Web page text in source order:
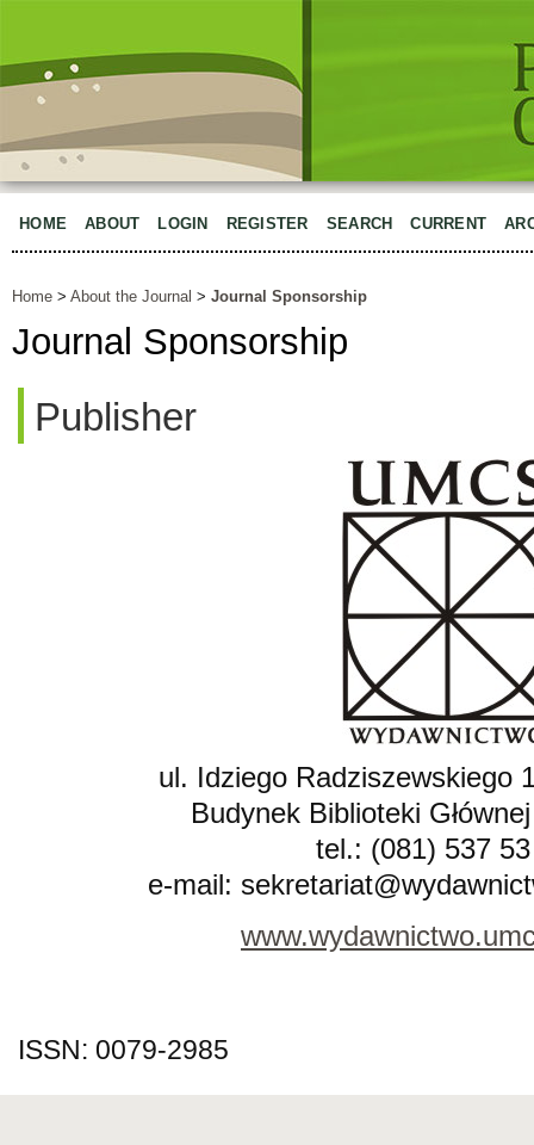
HOME ABOUT LOGIN REGISTER SEARCH CURRENT
Home > About the Journal > Journal Sponsorship
Journal Sponsorship
Publisher
ul. Idziego Radziszewskiego
Budynek Biblioteki
tel.: (081) 537
e-mail:
ISSN: 0079-2985